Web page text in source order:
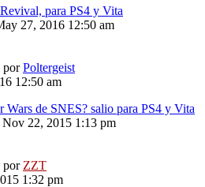
para PS4 y Vita
27, 2016 12:50 am
porPoltergeist
12:50 am
Wars de SNES? salio para PS4 y Vita
22, 2015 1:13 pm
por ZZT
1:32 pm